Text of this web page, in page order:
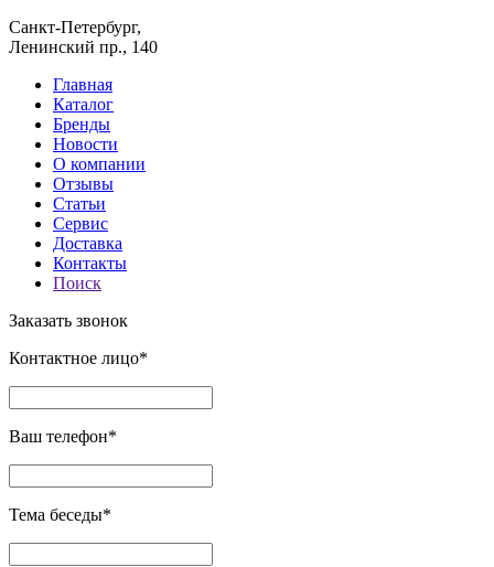
Санкт-Петербург,
Ленинский пр., 140
Главная
Каталог
Бренды
Новости
О компании
Отзывы
Статьи
Сервис
Доставка
Контакты
Поиск
Заказать звонок
Контактное лицо*
Ваш телефон*
Тема беседы*